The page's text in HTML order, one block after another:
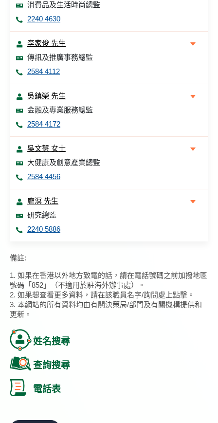
消費品及生活時尚總監
2240 4630
李家俊 先生
傳訊及推廣事務總監
2584 4112
吳鎮榮 先生
金融及專業服務總監
2584 4172
吳文慧 女士
大健康及創意產業總監
2584 4456
龐溟 先生
研究總監
2240 5886
備註:
1. 如果在香港以外地方致電的話，請在電話號碼之前加撥地區
號碼「852」（不適用於駐海外辦事處）。
2. 如果想查看更多資料，請在該職員名字/詢問處上點擊。
3. 本網站的所有資料均由有關決策局/部門及有關機構提供和
更新。
姓名搜尋
查詢搜尋
電話表